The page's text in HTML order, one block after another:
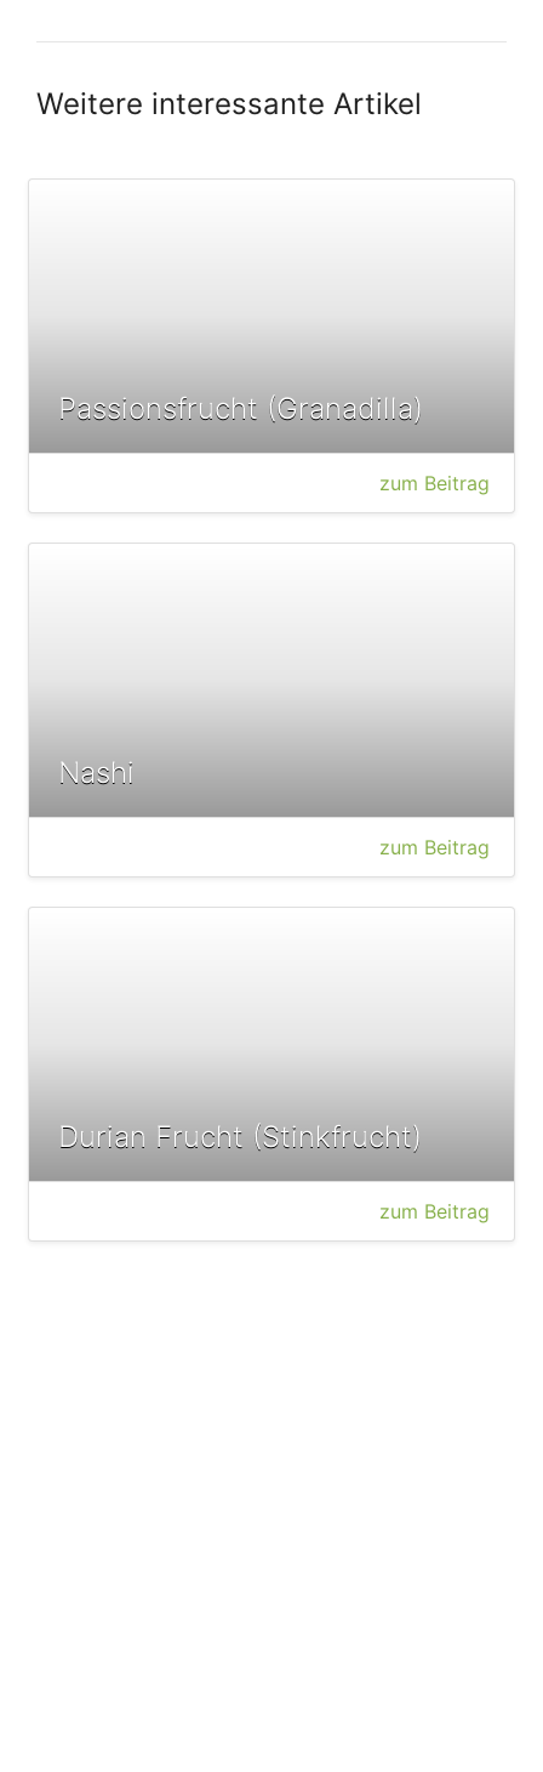
Weitere interessante Artikel
Passionsfrucht (Granadilla)
zum Beitrag
Nashi
zum Beitrag
Durian Frucht (Stinkfrucht)
zum Beitrag